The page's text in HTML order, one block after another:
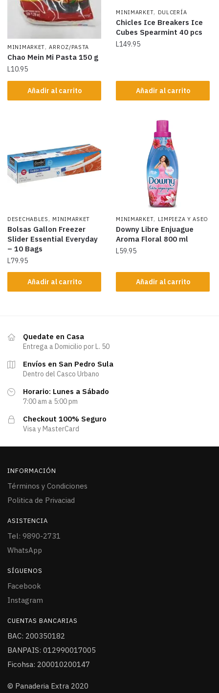
MINIMARKET,ARROZ/PASTA
Chao Mein Mi Pasta 150 g
L10.95
Añadir al carrito
MINIMARKET, DULCERÍA
Chicles Ice Breakers Ice
Cubes Spearmint 40 pcs
L149.95
Añadir al carrito
DESECHABLES , MINIMARKET
Bolsas Gallon Freezer
Slider Essential Everyday
– 10 Bags
L79.95
Añadir al carrito
MINIMARKET, LIMPIEZA Y ASEO
Downy Libre Enjuague
Aroma Floral 800 ml
L59.95
Añadir al carrito
Quedate en Casa
Entrega a Domicilio por L. 50
Envíos en San Pedro Sula
Dentro del Casco Urbano
Horario: Lunes a Sábado
7:00 am a 5:00 pm
Checkout 100% Seguro
Visa y MasterCard
INFORMACIÓN
Términos y Condiciones
Politica de Privaciad
ASISTENCIA
Tel: 9890-2731
WhatsApp
SÍGUENOS
Facebook
Instagram
CUENTAS BANCARIAS
BAC: 200350182
BANPAIS: 012990017005
Ficohsa: 200010200147
© Panaderia Extra 2020